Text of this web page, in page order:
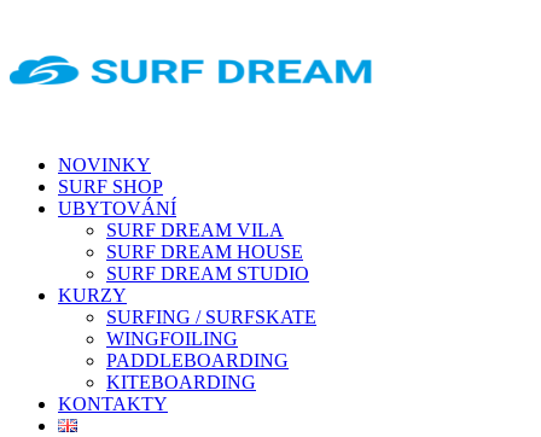
NOVINKY
SURF SHOP
UBYTOVÁNÍ
SURF DREAM VILA
SURF DREAM HOUSE
SURF DREAM STUDIO
KURZY
SURFING / SURFSKATE
WINGFOILING
PADDLEBOARDING
KITEBOARDING
KONTAKTY